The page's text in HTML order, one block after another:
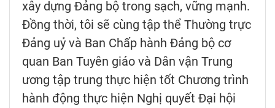
xây dựng Đảng bộ trong sạch, vững mạnh.
Đồng thời, tôi sẽ cùng tập thể Thường trực
Đảng uỷ và Ban Chấp hành Đảng bộ cơ
quan Ban Tuyên giáo và Dân vận Trung
ương tập trung thực hiện tốt Chương trình
hành động thực hiện Nghị quyết Đại hội